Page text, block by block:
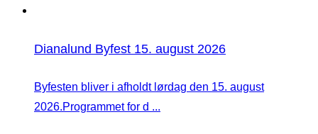
Dianalund Byfest 15. august 2026
Byfesten bliver i afholdt lørdag den 15. august
2026.Programmet for d ...